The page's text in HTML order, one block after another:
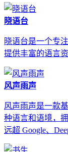
晓语台
晓语台是一个专
提供丰富的语言
风声雨声
风声雨声是一款
种语言和语境，
远超 Google、